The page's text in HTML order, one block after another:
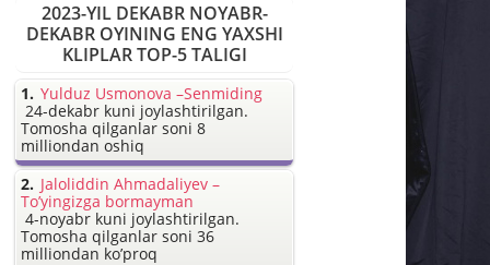
2023-YIL DEKABR NOYABR-
DEKABR OYINING ENG YAXSHI
KLIPLAR TOP-5 TALIGI
Yulduz Usmonova –Senmiding
24-dekabr kuni joylashtirilgan.
Tomosha qilganlar soni 8
milliondan oshiq
Jaloliddin Ahmadaliyev –
To’yingizga bormayman
4-noyabr kuni joylashtirilgan.
Tomosha qilganlar soni 36
milliondan ko’proq